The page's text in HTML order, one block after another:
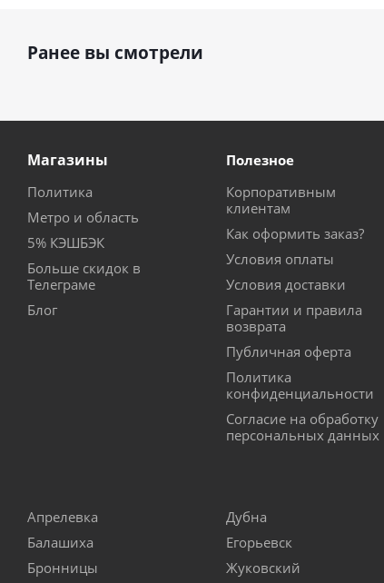
Ранее вы смотрели
Магазины
Политика
Метро и область
5% КЭШБЭК
Больше скидок в
Телеграме
Блог
Полезное
Корпоративным
клиентам
Как оформить заказ?
Условия оплаты
Условия доставки
Гарантии и правила
возврата
Публичная оферта
Политика
конфиденциальности
Согласие на обработку
персональных данных
Апрелевка
Балашиха
Бронницы
Дубна
Егорьевск
Жуковский